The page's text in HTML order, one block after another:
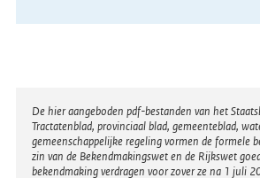
Disclaimer
De hier aangeboden pdf-bestanden van het
Tractatenblad, provinciaal blad, gemeenteblad,
gemeenschappelijke regeling vormen de formele
zin van de Bekendmakingswet en de Rijkswet
bekendmaking verdragen voor zover ze na 1 juli